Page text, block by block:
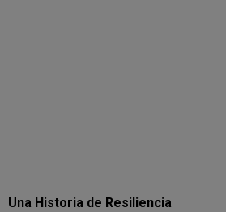
Una Historia de Resiliencia